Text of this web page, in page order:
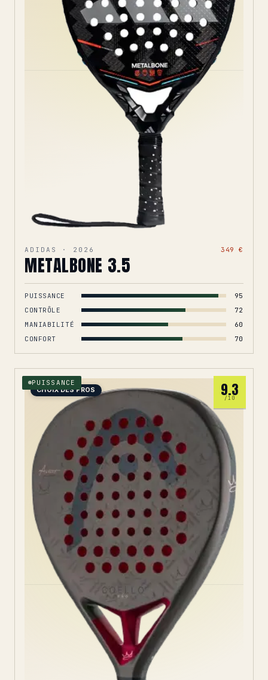
ADIDAS · 2026 349 €
METALBONE 3.5
PUISSANCE
95
CONTRÔLE
72
MANIABILITÉ
60
CONFORT
70
CHOIX DES PROS
PUISSANCE 9.3
/10